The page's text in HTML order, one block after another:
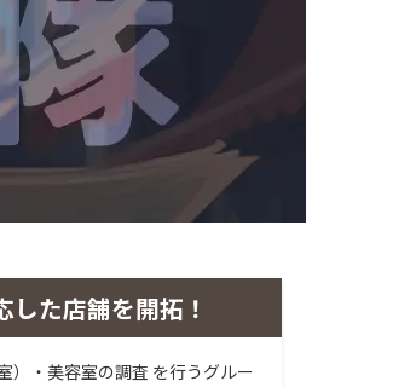
た店舗を開拓！
）・美容室の調査 を行うグルー